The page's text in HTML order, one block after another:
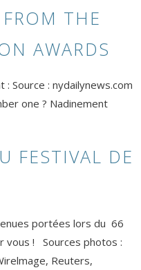
THE
AWARDS
Source : nydailynews.com
one ? Nadinement
FESTIVAL DE
portées lors du 66
vous ! Sources photos :
Reuters,